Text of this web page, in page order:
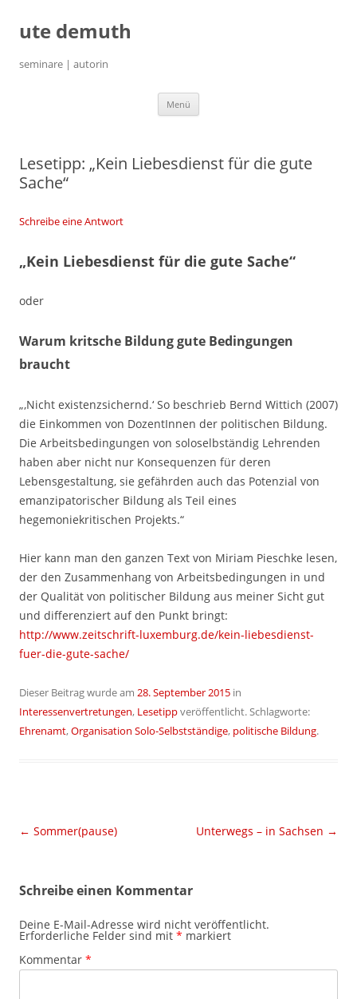
ute demuth
seminare | autorin
Menü
Lesetipp: „Kein Liebesdienst für die gute
Sache“
Schreibe eine Antwort
„Kein Liebesdienst für die gute Sache“
oder
Warum kritsche Bildung gute Bedingungen
braucht
„‚Nicht existenzsichernd.‘ So beschrieb Bernd Wittich (2007)
die Einkommen von DozentInnen der politischen Bildung.
Die Arbeitsbedingungen von soloselbständig Lehrenden
haben aber nicht nur Konsequenzen für deren
Lebensgestaltung, sie gefährden auch das Potenzial von
emanzipatorischer Bildung als Teil eines
hegemoniekritischen Projekts.“
Hier kann man den ganzen Text von Miriam Pieschke lesen,
der den Zusammenhang von Arbeitsbedingungen in und
der Qualität von politischer Bildung aus meiner Sicht gut
und differenziert auf den Punkt bringt:
http://www.zeitschrift-luxemburg.de/kein-liebesdienst-
fuer-die-gute-sache/
Dieser Beitrag wurde am 28. September 2015 in
Interessenvertretungen, Lesetippveröffentlicht. Schlagworte:
Ehrenamt,Organisation Solo-Selbstständige, politische Bildung.
Beitragsnavigation
← Sommer(pause) Unterwegs – in Sachsen →
Schreibe einen Kommentar
Deine E-Mail-Adresse wird nicht veröffentlicht.
Erforderliche Felder sind mit * markiert
Kommentar *